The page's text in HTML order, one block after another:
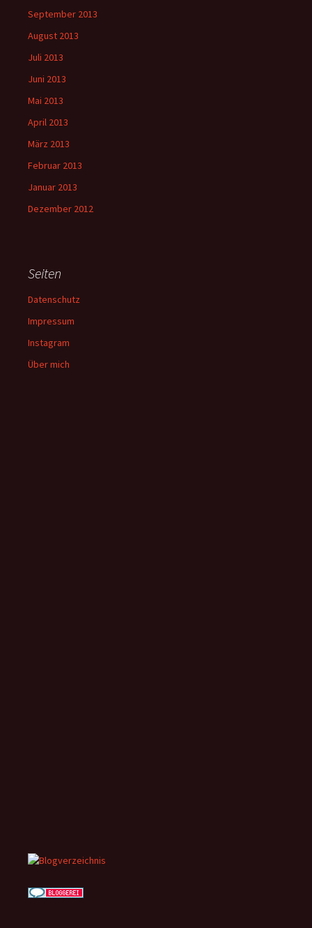
September 2013
August 2013
Juli 2013
Juni 2013
Mai 2013
April 2013
März 2013
Februar 2013
Januar 2013
Dezember 2012
Seiten
Datenschutz
Impressum
Instagram
Über mich